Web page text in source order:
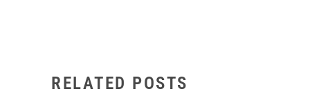
RELATED POSTS